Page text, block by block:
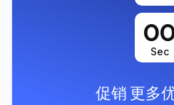
Sec
促销 更多